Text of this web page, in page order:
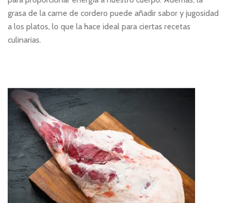
grasa de la carne de cordero puede añadir sabor y jugosidad
a los platos, lo que la hace ideal para ciertas recetas
culinarias.